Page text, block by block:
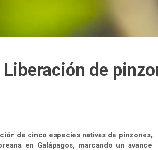
de
de cinco especies nativas de pinzones,
en Galápagos, marcando un avance